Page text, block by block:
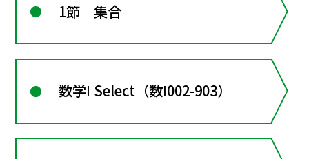
1節 集合
数学Ⅰ Select（数Ⅰ002-903）